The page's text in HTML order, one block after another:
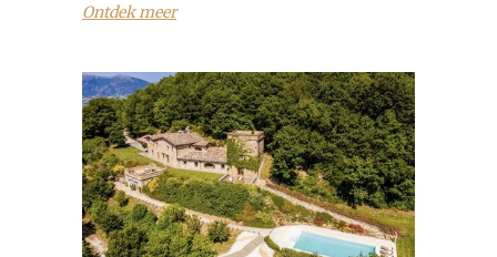
Ontdek meer